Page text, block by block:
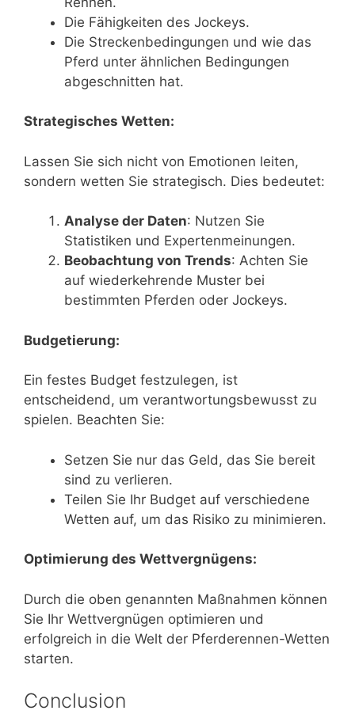
Die Fähigkeiten des Jockeys.
Die Streckenbedingungen und wie das
Pferd unter ähnlichen Bedingungen
abgeschnitten hat.
Strategisches Wetten:
Lassen Sie sich nicht von Emotionen leiten,
sondern wetten Sie strategisch. Dies bedeutet:
Analyse der Daten: Nutzen Sie
Statistiken und Expertenmeinungen.
Beobachtung von Trends: Achten Sie
auf wiederkehrende Muster bei
bestimmten Pferden oder Jockeys.
Budgetierung:
Ein festes Budget festzulegen, ist
entscheidend, um verantwortungsbewusst zu
spielen. Beachten Sie:
Setzen Sie nur das Geld, das Sie bereit
sind zu verlieren.
Teilen Sie Ihr Budget auf verschiedene
Wetten auf, um das Risiko zu minimieren.
Optimierung des Wettvergnügens:
Durch die oben genannten Maßnahmen können
Sie Ihr Wettvergnügen optimieren und
erfolgreich in die Welt der Pferderennen-Wetten
starten.
Conclusion